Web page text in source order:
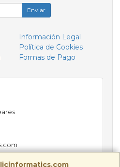
Enviar
Información Legal
Política de Cookies
Formas de Pago